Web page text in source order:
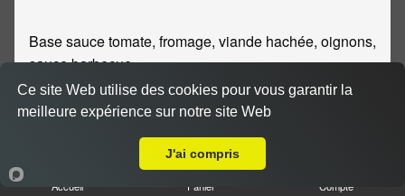
Base sauce tomate, fromage, viande hachée, oignons,
sauce barbecue
Accueil Panier Compte
Ce site Web utilise des cookies pour vous garantir la
meilleure expérience sur notre site Web
J'ai compris